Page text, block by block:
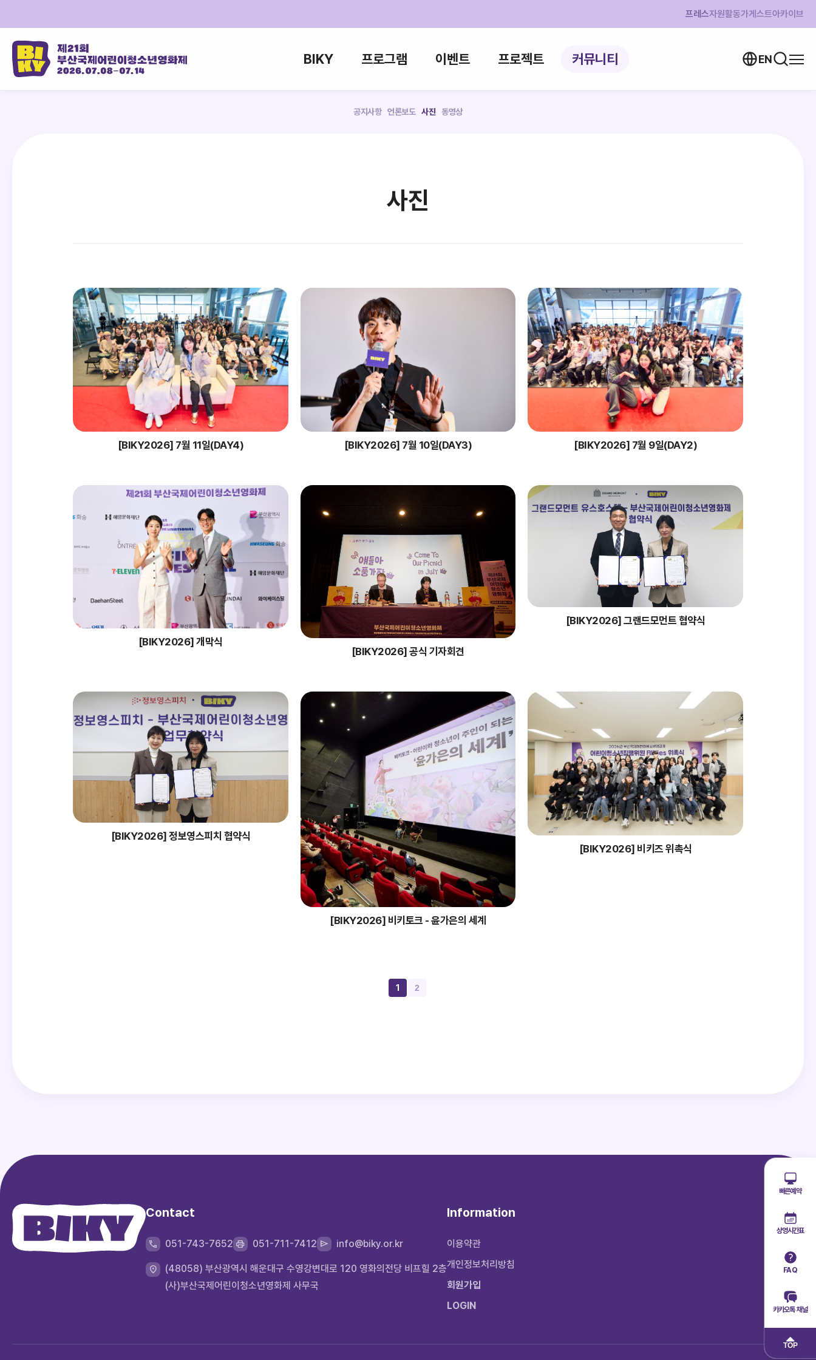
프레스자원활동가게스트아카이브
BIKY 프로그램 이벤트 프로젝트 커뮤니티 EN
공지사항 언론보도 사진 동영상
사진
[BIKY2026] 7월 11일(DAY4) [BIKY2026] 7월 10일(DAY3) [BIKY2026] 7월 9일(DAY2)
[BIKY2026] 개막식
[BIKY2026] 공식 기자회견
[BIKY2026] 그랜드모먼트 협약식
[BIKY2026] 정보영스피치 협약식
[BIKY2026] 비키토크 - 윤가은의 세계
[BIKY2026] 비키즈 위촉식
1 2
Contact
051-743-7652 051-711-7412 info@biky.or.kr
(48058) 부산광역시 해운대구 수영강변대로 120 영화의전당 비프힐 2층
(사)부산국제어린이청소년영화제 사무국
Information
이용약관
개인정보처리방침
회원가입
LOGIN
빠른예약
상영시간표
FAQ
카카오톡 채널
TOP